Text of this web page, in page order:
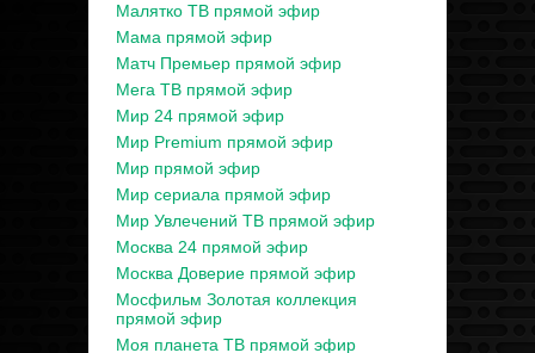
Малятко ТВ прямой эфир
Мама прямой эфир
Матч Премьер прямой эфир
Мега ТВ прямой эфир
Мир 24 прямой эфир
Мир Premium прямой эфир
Мир прямой эфир
Мир сериала прямой эфир
Мир Увлечений ТВ прямой эфир
Москва 24 прямой эфир
Москва Доверие прямой эфир
Мосфильм Золотая коллекция
прямой эфир
Моя планета ТВ прямой эфир